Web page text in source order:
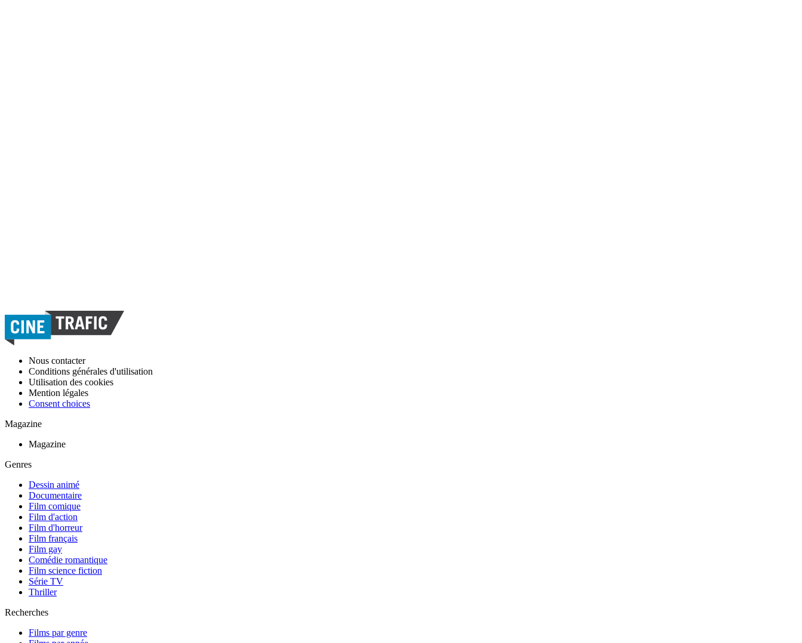
Nous contacter
Conditions générales d'utilisation
Utilisation des cookies
Mention légales
Consent choices
Magazine
Magazine
Genres
Dessin animé
Documentaire
Film comique
Film d'action
Film d'horreur
Film français
Film gay
Comédie romantique
Film science fiction
Série TV
Thriller
Recherches
Films par genre